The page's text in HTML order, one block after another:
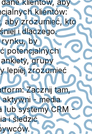
klientów:
aby zrozumieć, kto
i dlaczego.
rynku, by
potencjalnych
grupy
lepiej zrozumieć
Zacznij tam,
- media
lub systemy CRM -
i śledzić